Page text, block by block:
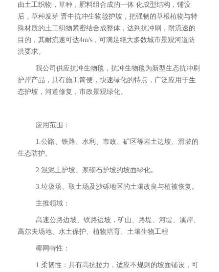
由土工织物，草种，肥料组合成的一体 化成型结构，铺设
后，草种发芽 晋中抗冲生物毯护坡，把强韧的草根植物与特
殊材质的土工织物紧密结合成整体，达到抗冲刷，耐流速的
目的，其耐流速可达4m/s，可满足绝大多数城市景观河道防
洪要求。
我公司供应抗冲生物毯，抗冲生物毯为新型生态抗冲刷
护岸产品，具有施工简便，快速绿化的特点，广泛应用于生
态护坡，河道修复，市政景观绿化。
应用范围：
1.公路、铁路、水利、市政、矿区等岩土边坡、滑坡的
生态防护。
2.混泥土护坡、浆砌石护坡的坡面绿化。
3.垃圾场、取土场及沙砾地区的土壤改良与植被恢复。
主推领域：
高速公路边坡、铁路边坡，矿山、路堤、河堤、溪岸、
高尔夫场地、水土保护、植物培育、土壤生物工程
椰网特性：
1.柔韧性：具有高抗拉力，适应不规则的坡面铺设，可